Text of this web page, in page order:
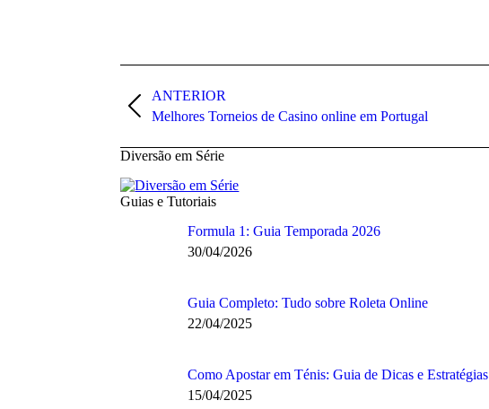
navigation
ANTERIOR
Previous
Melhores Torneios de Casino online em Portugal
Diversão em Série
Guias e Tutoriais
Formula 1: Guia Temporada 2026
30/04/2026
Guia Completo: Tudo sobre Roleta Online
22/04/2025
Como Apostar em Ténis: Guia de Dicas e Estratégias
15/04/2025